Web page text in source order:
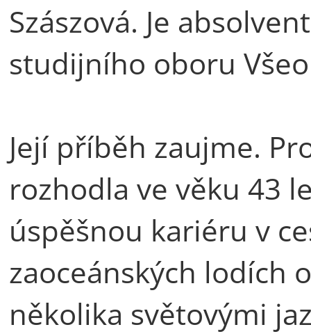
Szászová. Je
studijního oboru
Její příběh zaujme.
rozhodla ve věku 43
úspěšnou kariéru v
zaoceánských lodích
několika světovými